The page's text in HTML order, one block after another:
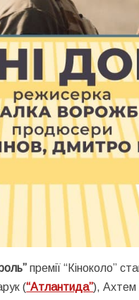
премії “Кіноколо”
(“Атлантида”), Ахтем